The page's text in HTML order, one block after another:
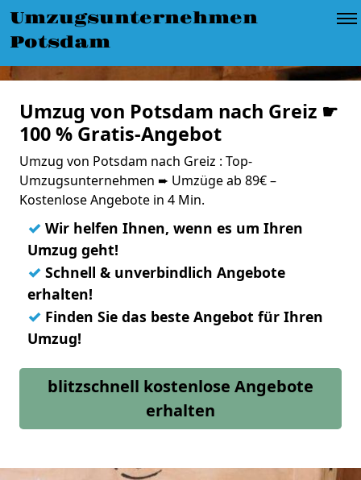
Umzugsunternehmen
Potsdam
Umzug von Potsdam nach Greiz ☛
100 % Gratis-Angebot
Umzug von Potsdam nach Greiz : Top-
Umzugsunternehmen ➨ Umzüge ab 89€ –
Kostenlose Angebote in 4 Min.
✓ Wir helfen Ihnen, wenn es um Ihren
Umzug geht!
✓ Schnell & unverbindlich Angebote
erhalten!
✓ Finden Sie das beste Angebot für Ihren
Umzug!
blitzschnell kostenlose Angebote
erhalten